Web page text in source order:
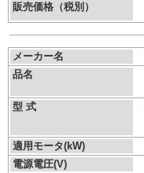
販売価格（税別）
メーカー名
品名
型 式
適用モータ(kW)
電源電圧(V)